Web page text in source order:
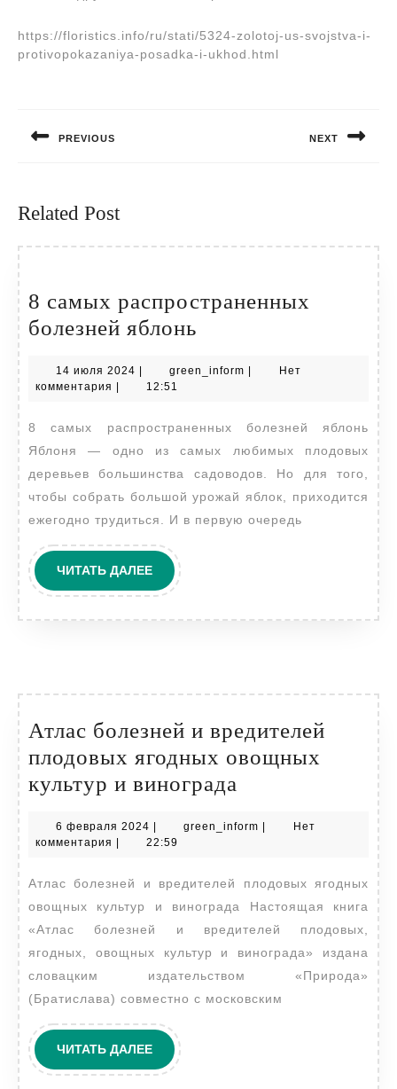
https://floristics.info/ru/stati/5324-zolotoj-us-svojstva-i-
protivopokazaniya-posadka-i-ukhod.html
записям
PREVIOUS NEXT
Related Post
8 самых распространенных
болезней яблонь
распространенных
яблонь
14 июля 2024 14
июля
green_inform green_inform
Нет
комментария
12:51
8 самых распространенных болезней яблонь
Яблоня — одно из самых любимых плодовых
деревьев большинства садоводов. Но для того,
чтобы собрать большой урожай яблок, приходится
ежегодно трудиться. И в первую очередь
ЧИТАТЬ ДАЛЕЕЧИТАТЬ
ДАЛЕЕ
Атлас болезней и вредителей
плодовых ягодных овощных
культур и винограда
и
плодовых
ягодных
овощных
культур
и
6 февраля 2024 6
февраля
green_inform green_inform
Нет
комментария
22:59
Атлас болезней и вредителей плодовых ягодных
овощных культур и винограда Настоящая книга
«Атлас болезней и вредителей плодовых,
ягодных, овощных культур и винограда» издана
словацким издательством «Природа»
(Братислава) совместно с московским
ЧИТАТЬ ДАЛЕЕЧИТАТЬ
ДАЛЕЕ